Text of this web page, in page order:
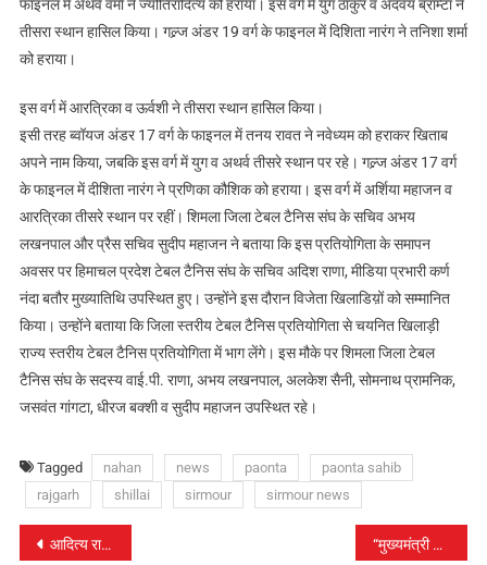
फाइनल में अथर्व वर्मा ने ज्योतिरादित्य को हराया। इस वर्ग में युग ठाकुर व अदवय ब्राम्टा ने
तीसरा स्थान हासिल किया। गल्र्ज अंडर 19 वर्ग के फाइनल में दिशिता नारंग ने तनिशा शर्मा
को हराया।
इस वर्ग में आरत्रिका व ऊर्वशी ने तीसरा स्थान हासिल किया।
इसी तरह ब्वॉयज अंडर 17 वर्ग के फाइनल में तनय रावत ने नवेध्यम को हराकर खिताब
अपने नाम किया, जबकि इस वर्ग में युग व अथर्व तीसरे स्थान पर रहे। गल्र्ज अंडर 17 वर्ग
के फाइनल में दीशिता नारंग ने प्रणिका कौशिक को हराया। इस वर्ग में अर्शिया महाजन व
आरत्रिका तीसरे स्थान पर रहीं। शिमला जिला टेबल टैनिस संघ के सचिव अभय
लखनपाल और प्रैस सचिव सुदीप महाजन ने बताया कि इस प्रतियोगिता के समापन
अवसर पर हिमाचल प्रदेश टेबल टैनिस संघ के सचिव अदिश राणा, मीडिया प्रभारी कर्ण
नंदा बतौर मुख्यातिथि उपस्थित हुए। उन्होंने इस दौरान विजेता खिलाडिय़ों को सम्मानित
किया। उन्होंने बताया कि जिला स्तरीय टेबल टैनिस प्रतियोगिता से चयनित खिलाड़ी
राज्य स्तरीय टेबल टैनिस प्रतियोगिता में भाग लेंगे। इस मौके पर शिमला जिला टेबल
टैनिस संघ के सदस्य वाई.पी. राणा, अभय लखनपाल, अलकेश सैनी, सोमनाथ प्रामनिक,
जसवंत गांगटा, धीरज बक्शी व सुदीप महाजन उपस्थित रहे।
Tagged nahan news paonta
paonta sahib
rajgarh
shillai sirmour sirmour news
पोस्ट
आदित्य राज ने किया पांवटा साहिब का नाम रोशन, नेशनल शूटिंग चैंपियनशिप में ली जगह, कोच अंकुश भारद्वाज ने जताई खुशी “मुख्यमंत्री सुख शिक्षा” योजना शीघ्र होगी आरम्भः मुख्यमंत्री